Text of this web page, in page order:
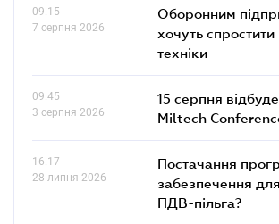
09.15
7 серпня 2026
Оборонним
хочуть
техніки
09.45
3 серпня 2026
15 серпня
Miltech
16.17
28 липня 2026
Постачання
забезпечення
ПДВ-пільга?